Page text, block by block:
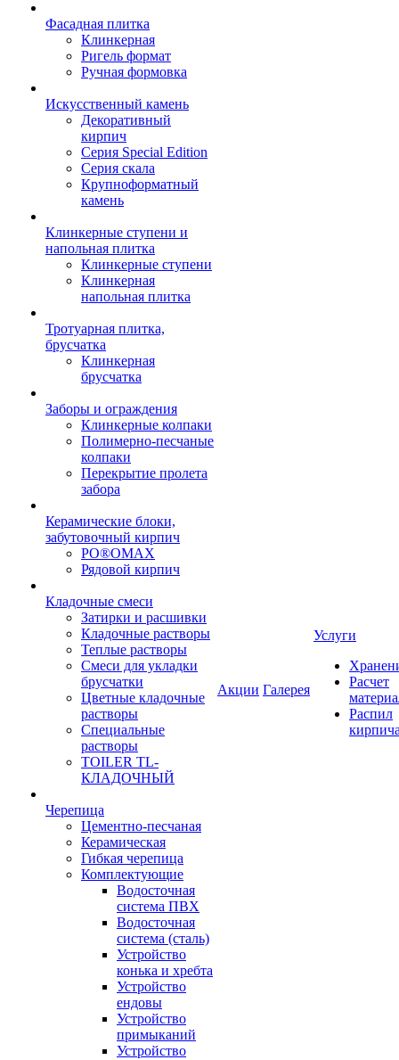
Фасадная плитка
Клинкерная
Ригель формат
Ручная формовка
Искусственный камень
Декоративный
кирпич
Серия Special Edition
Серия скала
Крупноформатный
камень
Клинкерные ступени и
напольная плитка
Клинкерные ступени
Клинкерная
напольная плитка
Тротуарная плитка,
брусчатка
Клинкерная
брусчатка
Заборы и ограждения
Клинкерные колпаки
Полимерно-песчаные
колпаки
Перекрытие пролета
забора
Керамические блоки,
забутовочный кирпич
PO®OMAX
Рядовой кирпич
Кладочные смеси
Затирки и расшивки
Кладочные растворы
Теплые растворы
Смеси для укладки
брусчатки
Цветные кладочные
растворы
Специальные
растворы
TOILER TL-
КЛАДОЧНЫЙ
Черепица
Цементно-песчаная
Керамическая
Гибкая черепица
Комплектующие
Водосточная
система ПВХ
Водосточная
система (сталь)
Устройство
конька и хребта
Устройство
ендовы
Устройство
примыканий
Устройство
Акции Галерея
Услуги
Расчет
Распил